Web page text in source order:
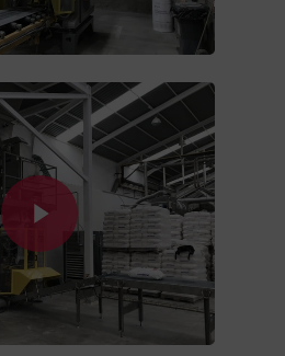
Play Video